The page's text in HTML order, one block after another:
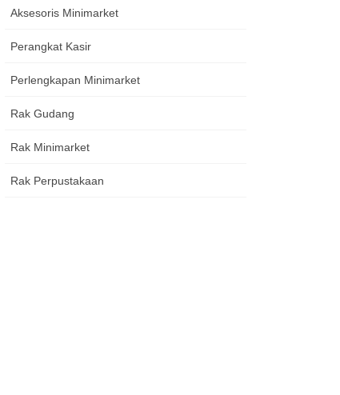
Aksesoris Minimarket
Perangkat Kasir
Perlengkapan Minimarket
Rak Gudang
Rak Minimarket
Rak Perpustakaan